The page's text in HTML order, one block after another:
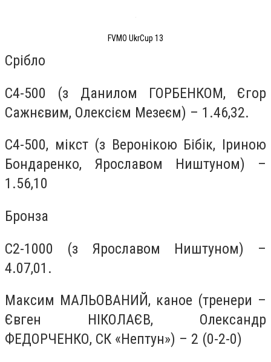
FVMO UkrCup 13
Срібло
С4-500 (з Данилом ГОРБЕНКОМ, Єгор
Сажнєвим, Олексієм Мезеєм) – 1.46,32.
С4-500, мікст (з Веронікою Бібік, Іриною
Бондаренко, Ярославом Ништуном) –
1.56,10
Бронза
С2-1000 (з Ярославом Ништуном) –
4.07,01.
Максим МАЛЬОВАНИЙ, каное (тренери –
Євген НІКОЛАЄВ, Олександр
ФЕДОРЧЕНКО, СК «Нептун») – 2 (0-2-0)